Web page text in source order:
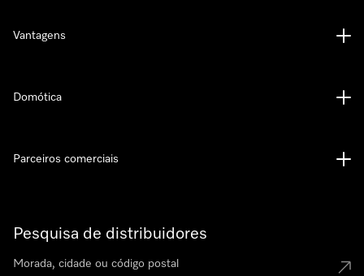
Pesquisa de distribuidores
Vantagens
Domótica
Parceiros comerciais